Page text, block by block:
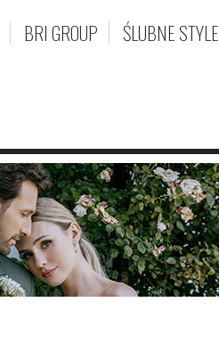
BRI GROUP ŚLUBNE STYLE